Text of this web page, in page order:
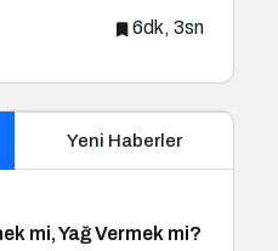
6dk, 3sn
Yeni Haberler
mi, Yağ Vermek mi?